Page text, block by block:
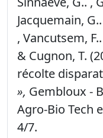
Jacquemain,
, Vancutsem,
& Cugnon, T.
récolte
», Gembloux -
Agro-Bio Tech
4/7.